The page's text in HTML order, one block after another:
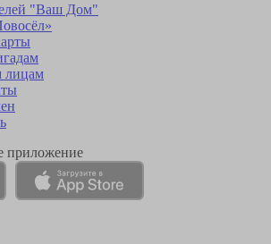
"Ваш Дом"
лицам
приложение